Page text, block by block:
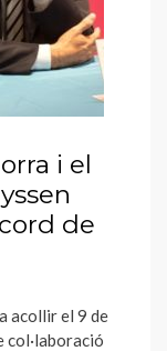
i el
de
acollir el 9 de
col·laboració